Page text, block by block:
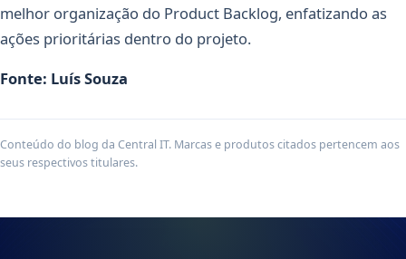
melhor organização do Product Backlog, enfatizando as
ações prioritárias dentro do projeto.
Fonte: Luís Souza
Conteúdo do blog da Central IT. Marcas e produtos citados pertencem aos
seus respectivos titulares.